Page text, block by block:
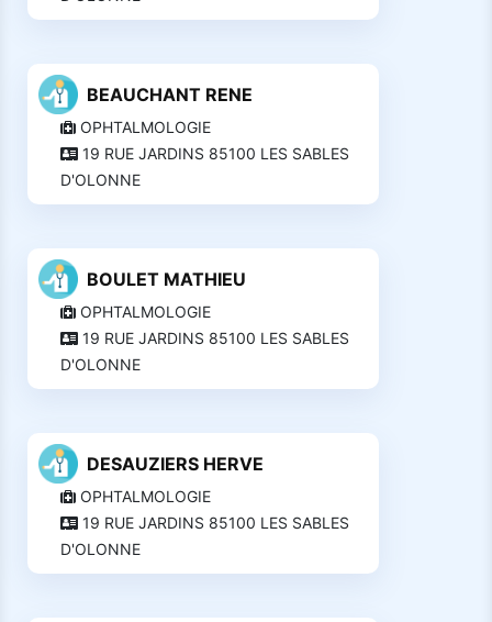
BEAUCHANT RENE
OPHTALMOLOGIE
19 RUE JARDINS 85100 LES SABLES
D'OLONNE
BOULET MATHIEU
OPHTALMOLOGIE
19 RUE JARDINS 85100 LES SABLES
D'OLONNE
DESAUZIERS HERVE
OPHTALMOLOGIE
19 RUE JARDINS 85100 LES SABLES
D'OLONNE